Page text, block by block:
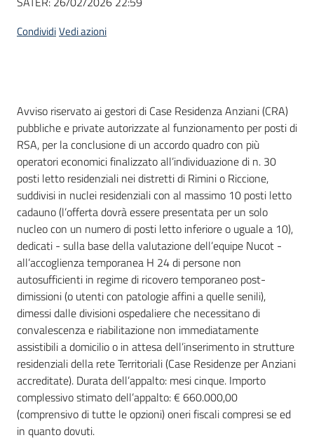
Supporto
English
site
Seguici
su
CondividiVedi azioni
Dati del bando
Avviso riservato ai gestori di Case Residenza Anziani (CRA)
pubbliche e private autorizzate al funzionamento per posti di
RSA, per la conclusione di un accordo quadro con più
operatori economici finalizzato all’individuazione di n. 30
posti letto residenziali nei distretti di Rimini o Riccione,
suddivisi in nuclei residenziali con al massimo 10 posti letto
cadauno (l’offerta dovrà essere presentata per un solo
nucleo con un numero di posti letto inferiore o uguale a 10),
dedicati - sulla base della valutazione dell’equipe Nucot -
all’accoglienza temporanea H 24 di persone non
autosufficienti in regime di ricovero temporaneo post-
dimissioni (o utenti con patologie affini a quelle senili),
dimessi dalle divisioni ospedaliere che necessitano di
convalescenza e riabilitazione non immediatamente
assistibili a domicilio o in attesa dell’inserimento in strutture
residenziali della rete Territoriali (Case Residenze per Anziani
accreditate). Durata dell’appalto: mesi cinque. Importo
complessivo stimato dell’appalto: € 660.000,00
(comprensivo di tutte le opzioni) oneri fiscali compresi se ed
in quanto dovuti.